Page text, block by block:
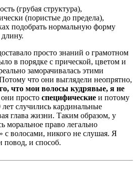
(грубая структура),
(пористые до предела),
подобрать нормальную форму
просто знаний о грамотном
в порядке с прической, цветом и
заморачивалась этими
что они выглядели неопрятно,
что мои волосы кудрявые, я не
просто специфические и потому
случились кардинальные
глава жизни. Таким образом, у
моральное право легально
с волосами, никого не слушая. Я
повод, и способ.